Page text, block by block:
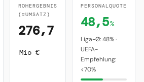
ROHERGEBNIS
(≈UMSATZ)
276,7
Mio €
PERSONALQUOTE
48,5%
Liga-Ø: 48% ·
UEFA-
Empfehlung:
<70%